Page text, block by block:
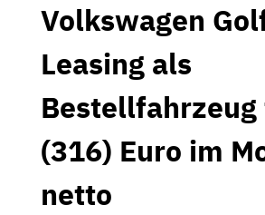
Volkswagen
Leasing als
(316) Euro im
netto